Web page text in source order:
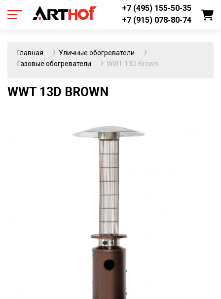
+7 (495) 155-50-35
+7 (915) 078-80-74
Главная
Уличные обогреватели
Газовые обогреватели
WWT 13D Brown
WWT 13D BROWN